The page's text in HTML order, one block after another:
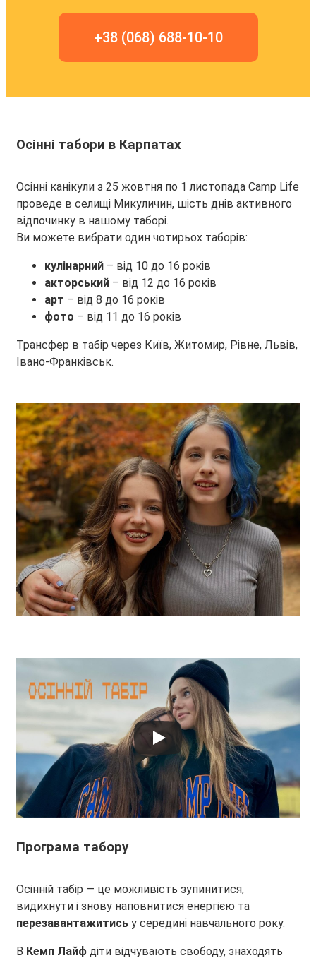
+38 (068) 688-10-10
Осінні табори в Карпатах
Осінні канікули з 25 жовтня по 1 листопада Camp Life
проведе в селищі Микуличин, шість днів активного
відпочинку в нашому таборі.
Ви можете вибрати один чотирьох таборів:
кулінарний – від 10 до 16 років
акторський – від 12 до 16 років
арт – від 8 до 16 років
фото – від 11 до 16 років
Трансфер в табір через Київ, Житомир, Рівне, Львів,
Івано-Франківськ.
Програма табору
Осінній табір — це можливість зупинитися,
видихнути і знову наповнитися енергією та
перезавантажитись у середині навчального року.
В Кемп Лайф діти відчувають свободу, знаходять